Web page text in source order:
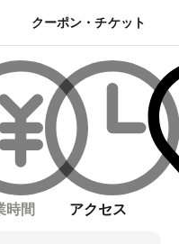
クーポン・チケット
時間 アクセス